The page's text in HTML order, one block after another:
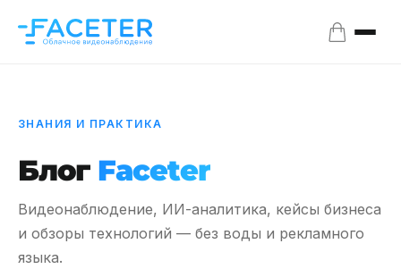
ЗНАНИЯ И ПРАКТИКА
Блог Faceter
Видеонаблюдение, ИИ-аналитика, кейсы бизнеса
и обзоры технологий — без воды и рекламного
языка.